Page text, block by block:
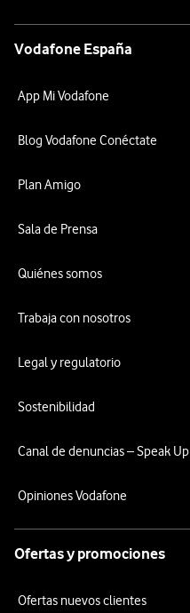
Vodafone España
App Mi Vodafone
Blog Vodafone Conéctate
Plan Amigo
Sala de Prensa
Quiénes somos
Trabaja con nosotros
Legal y regulatorio
Sostenibilidad
Canal de denuncias – Speak Up
Opiniones Vodafone
Ofertas y promociones
Ofertas nuevos clientes